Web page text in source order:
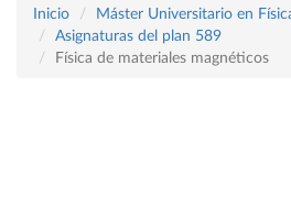
Inicio
Máster Universitario en
Asignaturas del plan 589
Física de materiales magnéticos